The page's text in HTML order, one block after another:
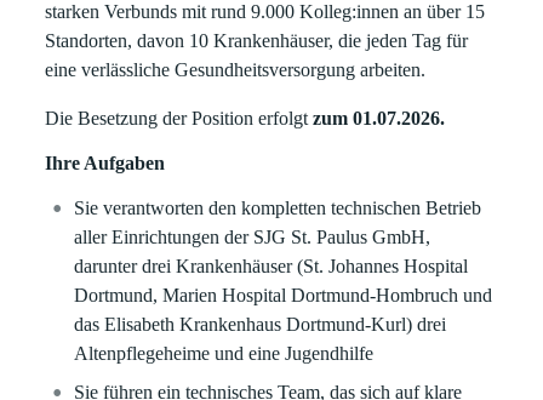
starken Verbunds mit rund 9.000 Kolleg:innen an über 15
Standorten, davon 10 Krankenhäuser, die jeden Tag für
eine verlässliche Gesundheitsversorgung arbeiten.
Die Besetzung der Position erfolgtzum 01.07.2026.
Ihre Aufgaben
Sie verantworten den kompletten technischen Betrieb
aller Einrichtungen der SJG St. Paulus GmbH,
darunter drei Krankenhäuser (St. Johannes Hospital
Dortmund, Marien Hospital Dortmund-Hombruch und
das Elisabeth Krankenhaus Dortmund-Kurl) drei
Altenpflegeheime und eine Jugendhilfe
Sie führen ein technisches Team, das sich auf klare